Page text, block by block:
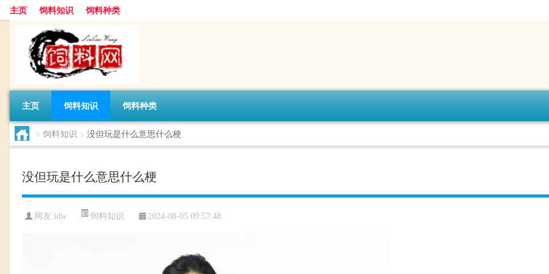
主页 饲料知识 饲料种类
主页 饲料知识 饲料种类
> 饲料知识 > 没但玩是什么意思什么梗
没但玩是什么意思什么梗
网友:ldw 饲料知识 2024-08-05 09:57:48